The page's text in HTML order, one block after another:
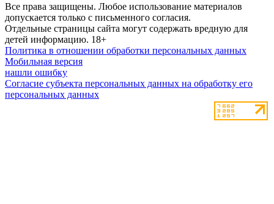
Все права защищены. Любое использование материалов
допускается только с письменного согласия.
Отдельные страницы сайта могут содержать вредную для
детей информацию. 18+
Политика в отношении обработки персональных данных
Мобильная версия
нашли ошибку
Согласие субъекта персональных данных на обработку его
персональных данных